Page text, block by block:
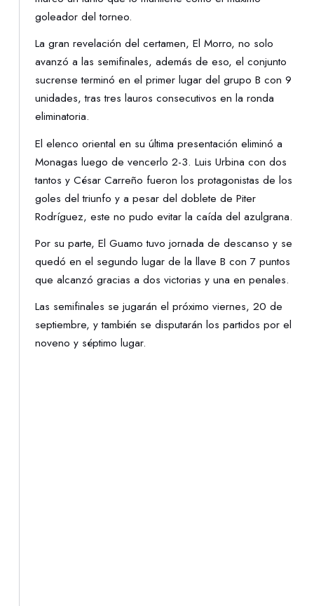
goleador del torneo.
La gran revelación del certamen, El Morro, no solo
avanzó a las semifinales, además de eso, el conjunto
sucrense terminó en el primer lugar del grupo B con 9
unidades, tras tres lauros consecutivos en la ronda
eliminatoria.
El elenco oriental en su última presentación eliminó a
Monagas luego de vencerlo 2-3. Luis Urbina con dos
tantos y César Carreño fueron los protagonistas de los
goles del triunfo y a pesar del doblete de Piter
Rodríguez, este no pudo evitar la caída del azulgrana.
Por su parte, El Guamo tuvo jornada de descanso y se
quedó en el segundo lugar de la llave B con 7 puntos
que alcanzó gracias a dos victorias y una en penales.
Las semifinales se jugarán el próximo viernes, 20 de
septiembre, y también se disputarán los partidos por el
noveno y séptimo lugar.